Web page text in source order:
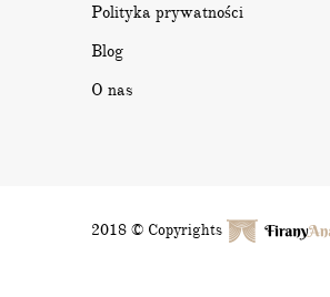
Polityka prywatności
Blog
O nas
2018 © Copyrights